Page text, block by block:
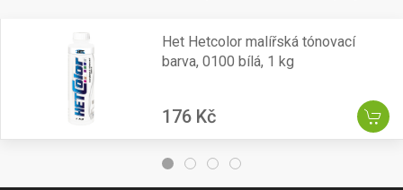
Het Hetcolor malířská tónovací
barva, 0100 bílá, 1 kg
176 Kč